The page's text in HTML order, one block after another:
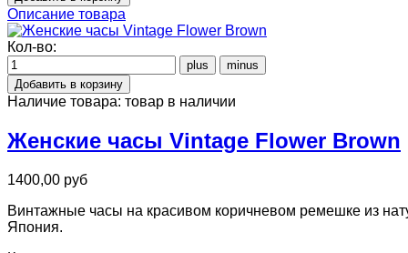
Описание товара
Кол-во:
Наличие товара: товар в наличии
Женские часы Vintage Flower Brown
1400,00 руб
Винтажные часы на красивом коричневом ремешке из
Япония.